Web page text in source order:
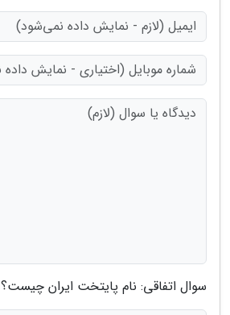
سوال اتفاقی: نام پایتخت ایران چیست؟